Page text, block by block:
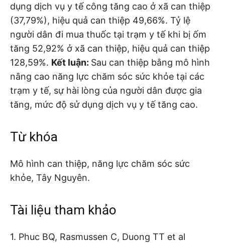
dụng dịch vụ y tế công tăng cao ở xã can thiệp
(37,79%), hiệu quả can thiệp 49,66%. Tỷ lệ
người dân đi mua thuốc tại trạm y tế khi bị ốm
tăng 52,92% ở xã can thiệp, hiệu quả can thiệp
128,59%. Kết luận: Sau can thiệp bằng mô hình
nâng cao năng lực chăm sóc sức khỏe tại các
trạm y tế, sự hài lòng của người dân được gia
tăng, mức độ sử dụng dịch vụ y tế tăng cao.
Từ khóa
Mô hình can thiệp, năng lực chăm sóc sức
khỏe, Tây Nguyên.
Tài liệu tham khảo
1. Phuc BQ, Rasmussen C, Duong TT et al